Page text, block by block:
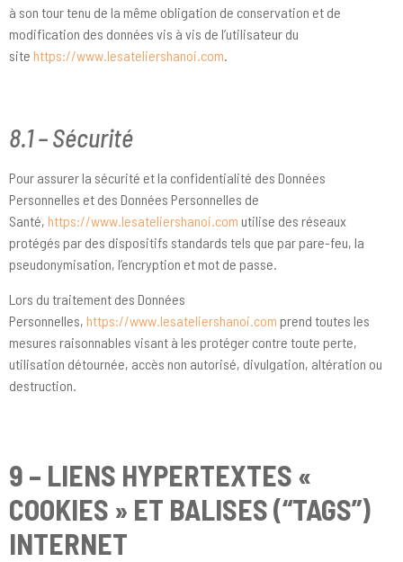
à son tour tenu de la même obligation de conservation et de
modification des données vis à vis de l’utilisateur du
site https://www.lesateliershanoi.com
8.1 – Sécurité
Pour assurer la sécurité et la confidentialité des Données
Personnelles et des Données Personnelles de
Santé, https://www.lesateliershanoi.com utilise des réseaux
protégés par des dispositifs standards tels que par pare-feu, la
pseudonymisation, l’encryption et mot de passe.
Lors du traitement des Données
Personnelles, https://www.lesateliershanoi.com prend toutes les
mesures raisonnables visant à les protéger contre toute perte,
utilisation détournée, accès non autorisé, divulgation, altération ou
destruction.
9 – LIENS HYPERTEXTES «
COOKIES » ET BALISES (“TAGS”)
INTERNET